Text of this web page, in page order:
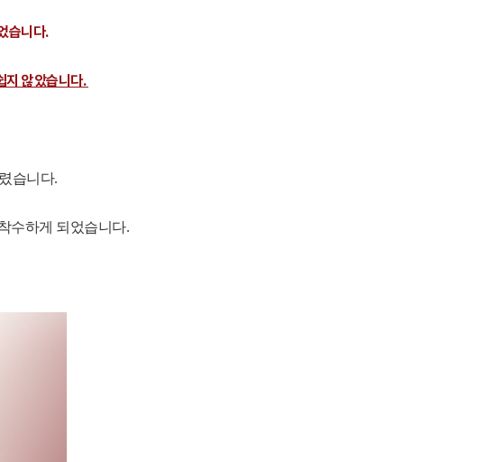
습니다.
지 않았습니다.
습니다.
수하게 되었습니다.